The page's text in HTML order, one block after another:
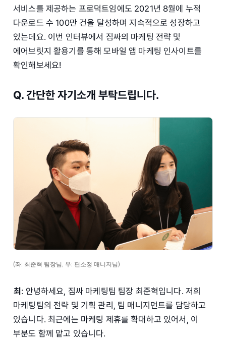
서비스를 제공하는 프로덕트임에도 2021년 8월에 누적
다운로드 수 100만 건을 달성하며 지속적으로 성장하고
있는데요. 이번 인터뷰에서 짐싸의 마케팅 전략 및
에어브릿지 활용기를 통해 모바일 앱 마케팅 인사이트를
확인해보세요!
Q. 간단한 자기소개 부탁드립니다.
(좌: 최준혁 팀장님, 우: 편소정 매니저님)
최 : 안녕하세요, 짐싸 마케팅팀 팀장 최준혁입니다. 저희
마케팅팀의 전략 및 기획 관리, 팀 매니지먼트를 담당하고
있습니다. 최근에는 마케팅 제휴를 확대하고 있어서, 이
부분도 함께 맡고 있습니다.